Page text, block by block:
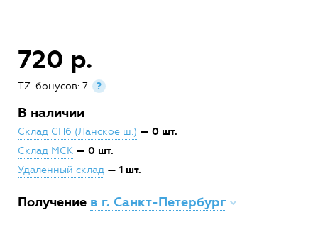
720 р.
TZ-бонусов: 7 ?
В наличии
Склад СПб (Ланское ш.) — 0 шт.
Склад МСК — 0 шт.
Удалённый склад — 1 шт.
Получение в г. Санкт-Петербург